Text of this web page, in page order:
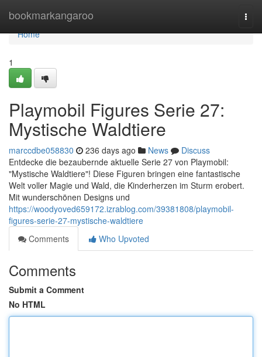
bookmarkangaroo
Home
Home
1
Playmobil Figures Serie 27:
Mystische Waldtiere
marccdbe058830 236 days ago News
Discuss
Entdecke die bezaubernde aktuelle Serie 27 von Playmobil:
"Mystische Waldtiere"! Diese Figuren bringen eine fantastische
Welt voller Magie und Wald, die Kinderherzen im Sturm erobert.
Mit wunderschönen Designs und
https://woodyoved659172.izrablog.com/39381808/playmobil-
figures-serie-27-mystische-waldtiere
Comments
Who Upvoted
Comments
Submit a Comment
No HTML